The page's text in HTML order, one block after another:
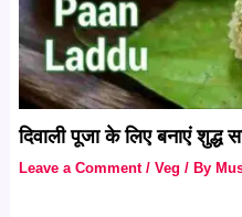
दिवाली पूजा के लिए बनाएं शुद्ध
Leave a Comment /Veg / By